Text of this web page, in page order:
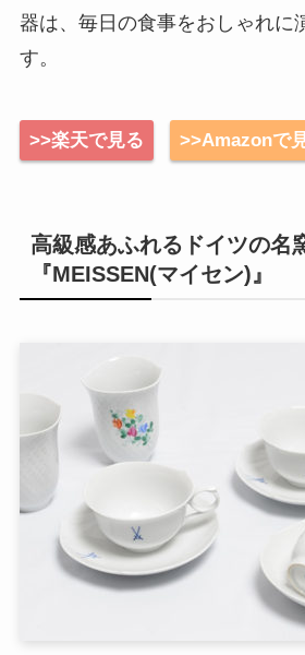
器は、毎日の食事をおしゃれに
す。
>>楽天で見る >>Amazonで
高級感あふれるドイツの名
『MEISSEN(マイセン)』